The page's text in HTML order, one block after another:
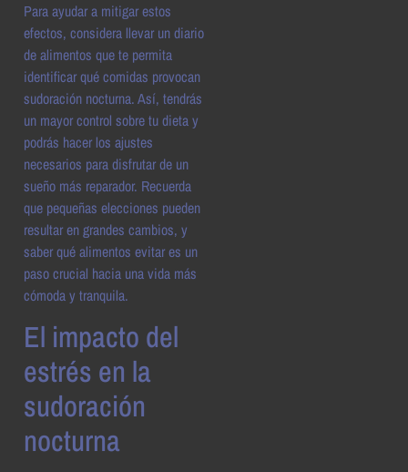
Para ayudar a mitigar estos
efectos, considera llevar un diario
de alimentos que te permita
identificar qué comidas provocan
sudoración nocturna. Así, tendrás
un mayor control sobre tu dieta y
podrás hacer los ajustes
necesarios para disfrutar de un
sueño más reparador. Recuerda
que pequeñas elecciones pueden
resultar en grandes cambios, y
saber qué alimentos evitar es un
paso crucial hacia una vida más
cómoda y tranquila.
El impacto del
estrés en la
sudoración
nocturna